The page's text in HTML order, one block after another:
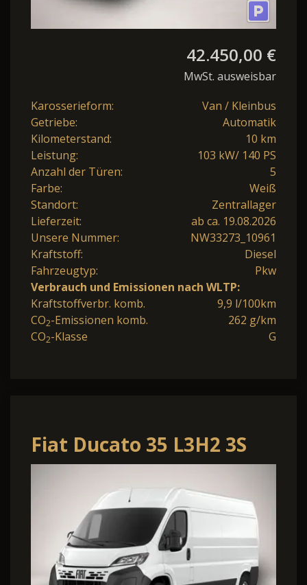
42.450,00 €
MwSt. ausweisbar
Karosserieform:
Van / Kleinbus
Getriebe:
Automatik
Kilometerstand:
10 km
Leistung:
103 kW/ 140 PS
Anzahl der Türen:
5
Farbe:
Weiß
Standort:
Zentrallager
Lieferzeit:
ab ca. 19.08.2026
Unsere Nummer:
NW33273_10961
Kraftstoff:
Diesel
Fahrzeugtyp:
Pkw
Verbrauch und Emissionen nach WLTP:
Kraftstoffverbr. komb.
9,9 l/100km
CO2-Emissionen komb.
262 g/km
CO2-Klasse G
Fiat Ducato 35 L3H2 3S
Kam Temp PDC 5"-DAB
Ersatzrad